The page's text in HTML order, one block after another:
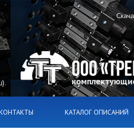
КАТАЛОГ ОПИСАНИЙ